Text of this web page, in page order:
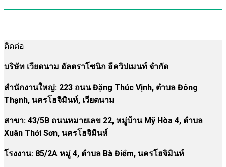
ติดต่อ
บริษัท เวียดนาม อัลตราโซนิก อีควิปเมนท์ จำกัด
สำนักงานใหญ่: 223 ถนน Đặng Thúc Vịnh, ตำบล Đông
Thạnh, นครโฮจิมินห์, เวียดนาม
สาขา: 43/5B ถนนหมายเลข 22, หมู่บ้าน Mỹ Hòa 4, ตำบล
Xuân Thới Sơn, นครโฮจิมินห์
โรงงาน: 85/2A หมู่ 4, ตำบล Bà Điểm, นครโฮจิมินห์